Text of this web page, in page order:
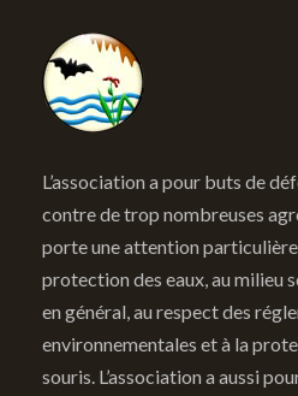
L’association a pour buts de
contre de trop nombreuses
porte une attention
protection des eaux, au milieu
en général, au respect des
environnementales et à la
souris. L’association a aussi